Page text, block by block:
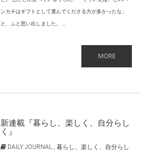
ンカチはギフトとして選んでくださる方が多かったな」
と、ふと思い出しました。 ...
MORE
新連載『暮らし、楽しく、自分らし
く』
DAILY JOURNAL ,暮らし、楽しく、自分らし